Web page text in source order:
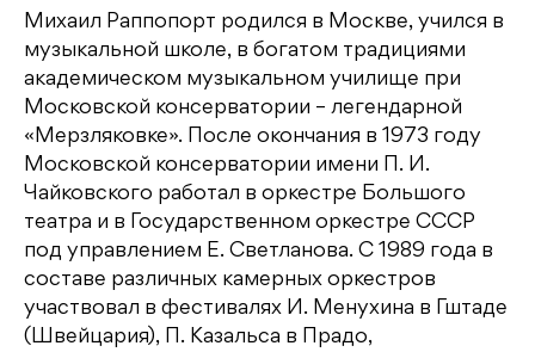
Михаил Раппопорт родился в Москве, учился в
музыкальной школе, в богатом традициями
академическом музыкальном училище при
Московской консерватории – легендарной
«Мерзляковке». После окончания в 1973 году
Московской консерватории имени П. И.
Чайковского работал в оркестре Большого
театра и в Государственном оркестре СССР
под управлением Е. Светланова. С 1989 года в
составе различных камерных оркестров
участвовал в фестивалях И. Менухина в Гштаде
(Швейцария), П. Казальса в Прадо,